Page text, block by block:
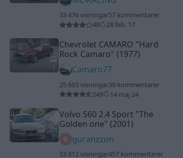
33 476 visningar57 kommentarer
48
28 feb. 17
3
Chevrolet CAMARO "Hard
Rock Camaro" (1977)
Camaro77
25 693 visningar39 kommentarer
249
14 maj 24
18 5
Volvo S60 2.4 Sport "The
Golden one" (2001)
guranzzon
33 812 visningar457 kommentarer